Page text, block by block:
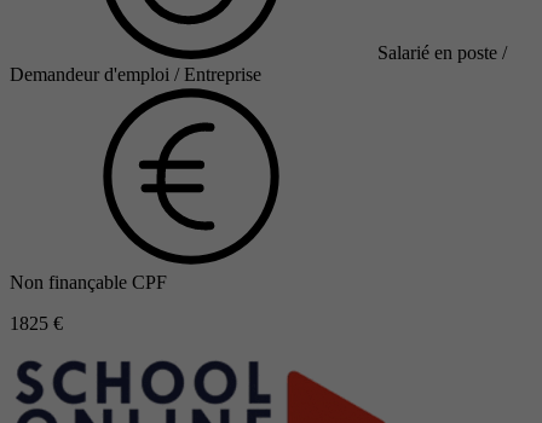
Salarié en poste /
Demandeur d'emploi / Entreprise
Non finançable CPF
1825 €